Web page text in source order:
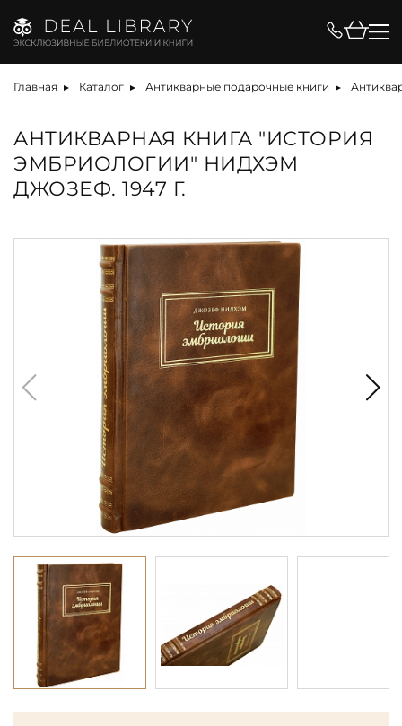
Главная Каталог Антикварные подарочные книги
АНТИКВАРНАЯ КНИГА "ИСТОРИЯ
ЭМБРИОЛОГИИ" НИДХЭМ
ДЖОЗЕФ. 1947 Г.